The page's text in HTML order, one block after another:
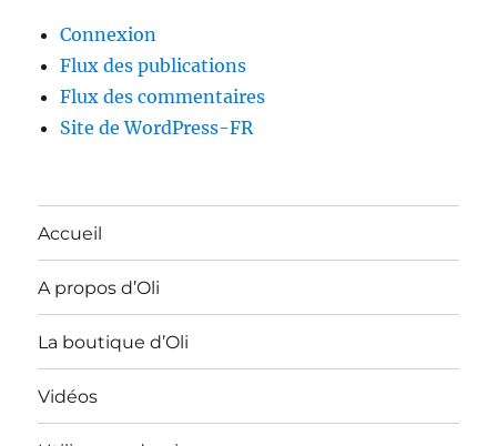
Connexion
Flux des publications
Flux des commentaires
Site de WordPress-FR
Accueil
A propos d’Oli
La boutique d’Oli
Vidéos